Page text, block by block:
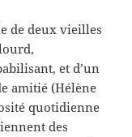
de deux vieilles
et d’un
amitié (Hélène
quotidienne
des